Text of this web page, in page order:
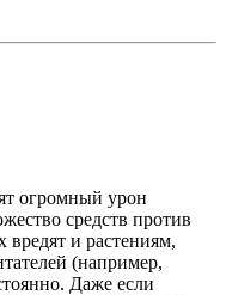
огромный урон
средств против
и растениям,
(например,
Даже если